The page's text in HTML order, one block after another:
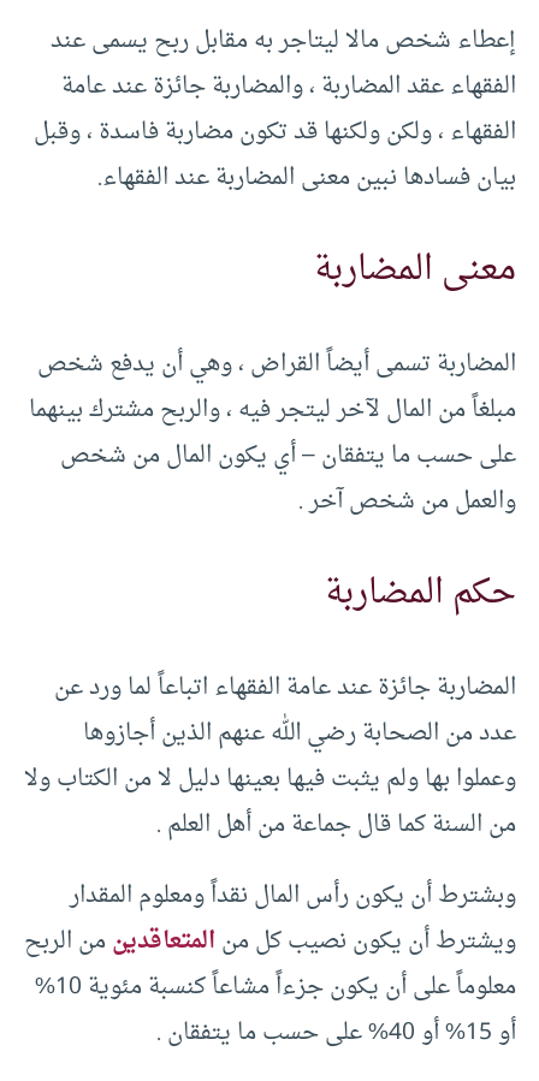
إعطاء شخص مالا ليتاجر به مقابل ربح يسمى عند
الفقهاء عقد المضاربة ، والمضاربة جائزة عند عامة
الفقهاء ، ولكن ولكنها قد تكون مضاربة فاسدة ، وقبل
بيان فسادها نبين معنى المضاربة عند الفقهاء.
معنى المضاربة
المضاربة تسمى أيضاً القراض ، وهي أن يدفع شخص
مبلغاً من المال لآخر ليتجر فيه ، والربح مشترك بينهما
على حسب ما يتفقان – أي يكون المال من شخص
والعمل من شخص آخر .
حكم المضاربة
المضاربة جائزة عند عامة الفقهاء اتباعاً لما ورد عن
عدد من الصحابة رضي الله عنهم الذين أجازوها
وعملوا بها ولم يثبت فيها بعينها دليل لا من الكتاب ولا
من السنة كما قال جماعة من أهل العلم .
وبشترط أن يكون رأس المال نقداً ومعلوم المقدار
ويشترط أن يكون نصيب كل منالمتعاقدينمن الربح
معلوماً على أن يكون جزءاً مشاعاً كنسبة مئوية 10%
أو 15% أو 40% على حسب ما يتفقان .